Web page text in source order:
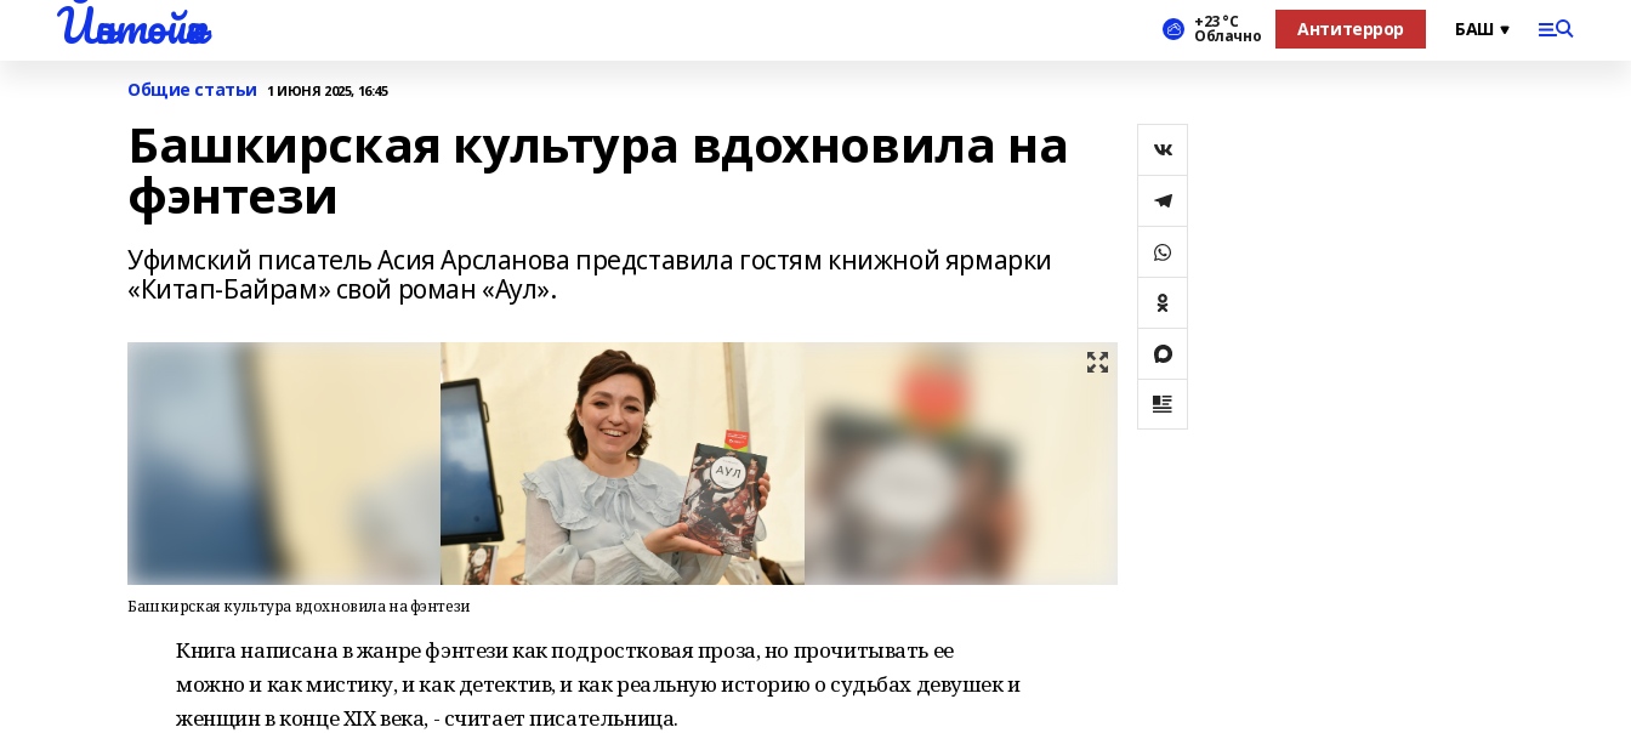
Йәнтөйәк +23 °С
Облачно Антитеррор
Общие статьи 1 ИЮНЯ 2025, 16:45
Башкирская культура вдохновила на
фэнтези
Уфимский писатель Асия Арсланова представила гостям книжной ярмарки
«Китап-Байрам» свой роман «Аул».
Башкирская культура вдохновила на фэнтези
Книга написана в жанре фэнтези как подростковая проза, но прочитывать ее
можно и как мистику, и как детектив, и как реальную историю о судьбах девушек и
женщин в конце XIX века, - считает писательница.